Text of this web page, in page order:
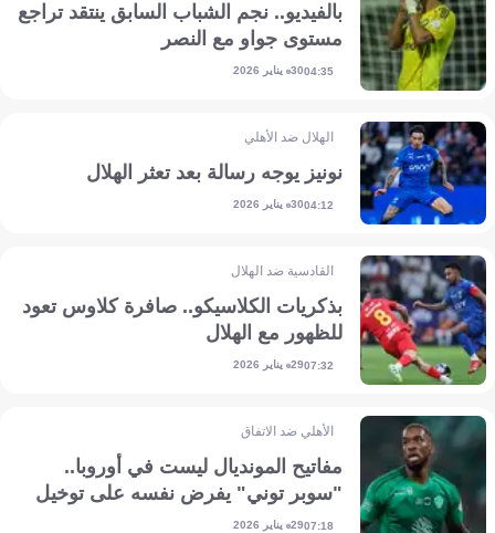
بالفيديو.. نجم الشباب السابق ينتقد تراجع
مستوى جواو مع النصر
04:3530 يناير 2026
الهلال ضد الأهلي
نونيز يوجه رسالة بعد تعثر الهلال
04:1230 يناير 2026
القادسية ضد الهلال
بذكريات الكلاسيكو.. صافرة كلاوس تعود
للظهور مع الهلال
07:3229 يناير 2026
الأهلي ضد الاتفاق
مفاتيح المونديال ليست في أوروبا..
"سوبر توني" يفرض نفسه على توخيل
07:1829 يناير 2026